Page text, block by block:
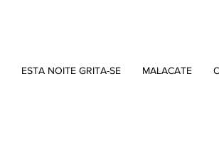
ESTA NOITE GRITA-SE MALACATE